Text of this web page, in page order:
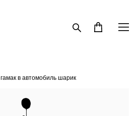
гамак в автомобиль шарик